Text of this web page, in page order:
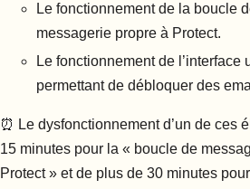
Le fonctionnement de la boucle
messagerie propre à Protect.
Le fonctionnement de l’interface
permettant de débloquer des
⏰️ Le dysfonctionnement d’un de ces
15 minutes pour la « boucle de
Protect » et de plus de 30 minutes